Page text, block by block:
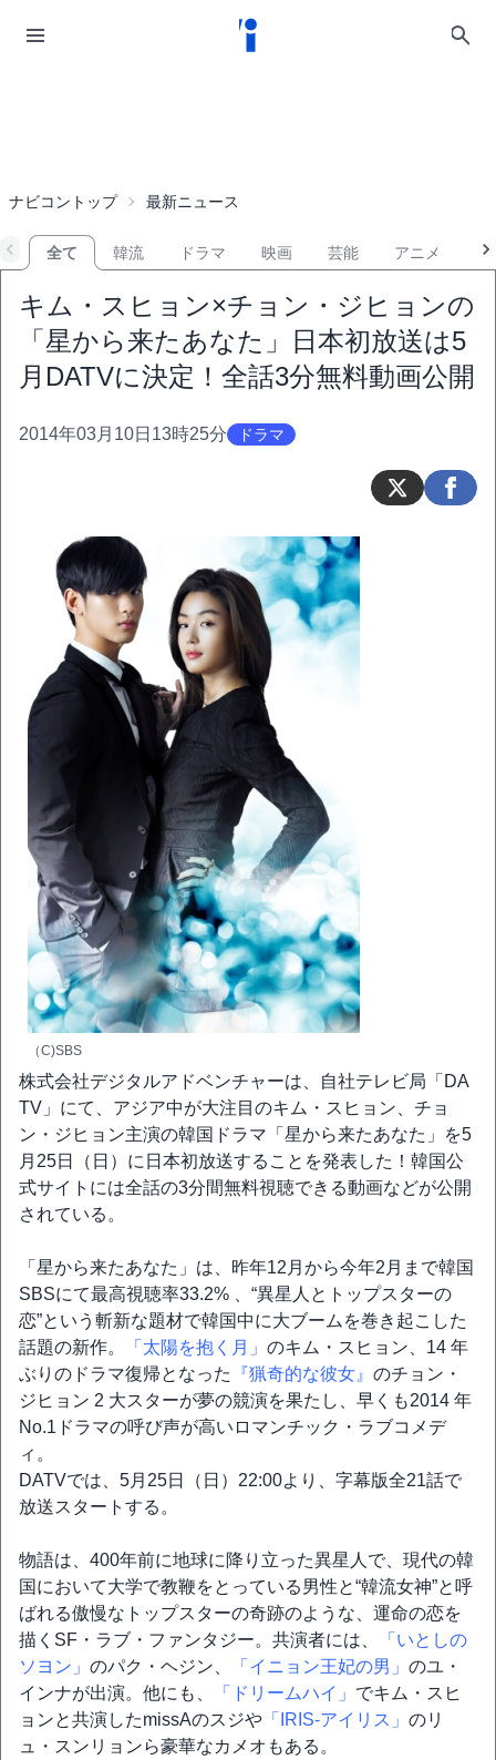
ナビコントップ 最新ニュース
全て 韓流 ドラマ 映画 芸能 アニメ
キム・スヒョン×チョン・ジヒョンの
「星から来たあなた」日本初放送は5
月DATVに決定！全話3分無料動画公開
2014年03月10日13時25分 ドラマ
（C)SBS
株式会社デジタルアドベンチャーは、自社テレビ局「DA
TV」にて、アジア中が大注目のキム・スヒョン、チョ
ン・ジヒョン主演の韓国ドラマ「星から来たあなた」を5
月25日（日）に日本初放送することを発表した！韓国公
式サイトには全話の3分間無料視聴できる動画などが公開
されている。
「星から来たあなた」は、昨年12月から今年2月まで韓国
SBSにて最高視聴率33.2% 、“異星人とトップスターの
恋”という斬新な題材で韓国中に大ブームを巻き起こした
話題の新作。
「太陽を抱く月」 のキム・スヒョン、14 年
ぶりのドラマ復帰となった
『猟奇的な彼女』 のチョン・
ジヒョン 2 大スターが夢の競演を果たし、早くも2014 年
No.1ドラマの呼び声が高いロマンチック・ラブコメデ
ィ。
DATVでは、5月25日（日）22:00より、字幕版全21話で
放送スタートする。
物語は、400年前に地球に降り立った異星人で、現代の韓
国において大学で教鞭をとっている男性と“韓流女神”と呼
ばれる傲慢なトップスターの奇跡のような、運命の恋を
描くSF・ラブ・ファンタジー。共演者には、
「いとしの
ソヨン」 のパク・ヘジン、 「イニョン王妃の男」 のユ・
インナが出演。他にも、
「ドリームハイ」 でキム・スヒ
ョンと共演したmissAのスジや 「IRIS‐アイリス」 のリ
ュ・スンリョンら豪華なカメオもある。